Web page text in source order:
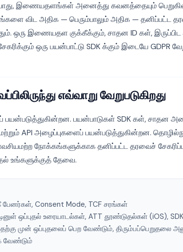
இணையதளங்கள் அனைத்து கவனத்தையும்
விட அதிக — பெரும்பாலும் அதிக — தனிப்பட்ட
ஒரு இணையதள குக்கீக்கும், சாதன ID கள், இருப்பிட
ஒரு பயன்பாட்டு SDK க்கும் இடையே GDPR
எவ்வாறு வேறுபடுகிறது
பயன்பாடுகள் SDK கள், சாதன
மற்றும் API அழைப்புகளைப் பயன்படுத்துகின்றன.
நோக்கங்களுக்காக தனிப்பட்ட தரவைச்
உங்களுக்குத் தேவை.
பேனர்கள், Consent Mode, TCF சரங்கள்
ஒப்புதல் உரையாடல்கள், ATT தூண்டுதல்கள் (iOS),
முன் ஒப்புதலைப் பெற வேண்டும், திரும்பப்பெறுதலை
வேண்டும்